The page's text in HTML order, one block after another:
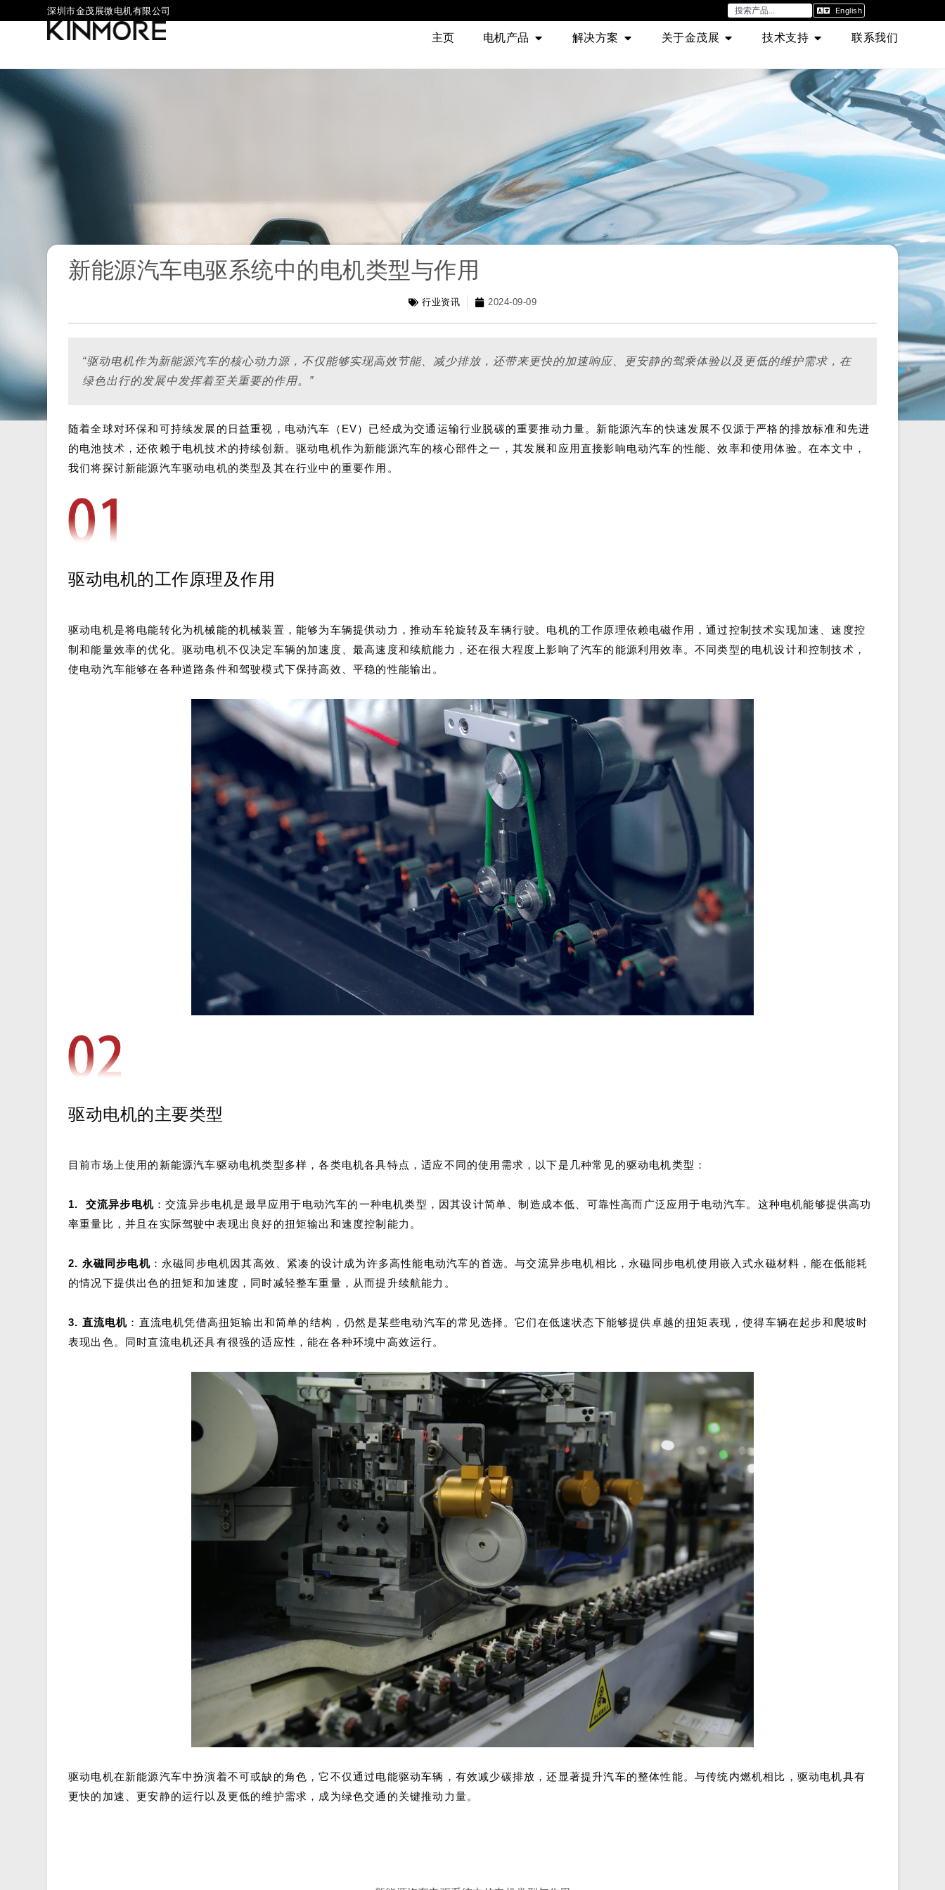
深圳市金茂展微电机有限公司 English
主页 电机产品 解决方案 关于金茂展 技术支持 联系我们
新能源汽车电驱系统中的电机类型与作用
行业资讯 2024-09-09
“驱动电机作为新能源汽车的核心动力源，不仅能够实现高效节能、减少排放，还带来更快的加速响应、更安静的驾乘体验以及更低的维护需求，在
绿色出行的发展中发挥着至关重要的作用。”
随着全球对环保和可持续发展的日益重视，电动汽车（EV）已经成为交通运输行业脱碳的重要推动力量。新能源汽车的快速发展不仅源于严格的排放标准和先进
的电池技术，还依赖于电机技术的持续创新。驱动电机作为新能源汽车的核心部件之一，其发展和应用直接影响电动汽车的性能、效率和使用体验。在本文中，
我们将探讨新能源汽车驱动电机的类型及其在行业中的重要作用。
驱动电机的工作原理及作用
驱动电机是将电能转化为机械能的机械装置，能够为车辆提供动力，推动车轮旋转及车辆行驶。电机的工作原理依赖电磁作用，通过控制技术实现加速、速度控
制和能量效率的优化。驱动电机不仅决定车辆的加速度、最高速度和续航能力，还在很大程度上影响了汽车的能源利用效率。不同类型的电机设计和控制技术，
使电动汽车能够在各种道路条件和驾驶模式下保持高效、平稳的性能输出。
驱动电机的主要类型
目前市场上使用的新能源汽车驱动电机类型多样，各类电机各具特点，适应不同的使用需求，以下是几种常见的驱动电机类型：
1. 交流异步电机 ：交流异步电机是最早应用于电动汽车的一种电机类型，因其设计简单、制造成本低、可靠性高而广泛应用于电动汽车。这种电机能够提供高功
率重量比，并且在实际驾驶中表现出良好的扭矩输出和速度控制能力。
2. 永磁同步电机：永磁同步电机因其高效、紧凑的设计成为许多高性能电动汽车的首选。与交流异步电机相比，永磁同步电机使用嵌入式永磁材料，能在低能耗
的情况下提供出色的扭矩和加速度，同时减轻整车重量，从而提升续航能力。
3. 直流电机 ：直流电机凭借高扭矩输出和简单的结构，仍然是某些电动汽车的常见选择。它们在低速状态下能够提供卓越的扭矩表现，使得车辆在起步和爬坡时
表现出色。同时直流电机还具有很强的适应性，能在各种环境中高效运行。
驱动电机在新能源汽车中扮演着不可或缺的角色，它不仅通过电能驱动车辆，有效减少碳排放，还显著提升汽车的整体性能。与传统内燃机相比，驱动电机具有
更快的加速、更安静的运行以及更低的维护需求，成为绿色交通的关键推动力量。